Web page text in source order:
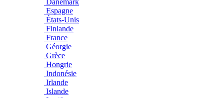
Danemark
Espagne
États-Unis
Finlande
France
Géorgie
Grèce
Hongrie
Indonésie
Irlande
Islande